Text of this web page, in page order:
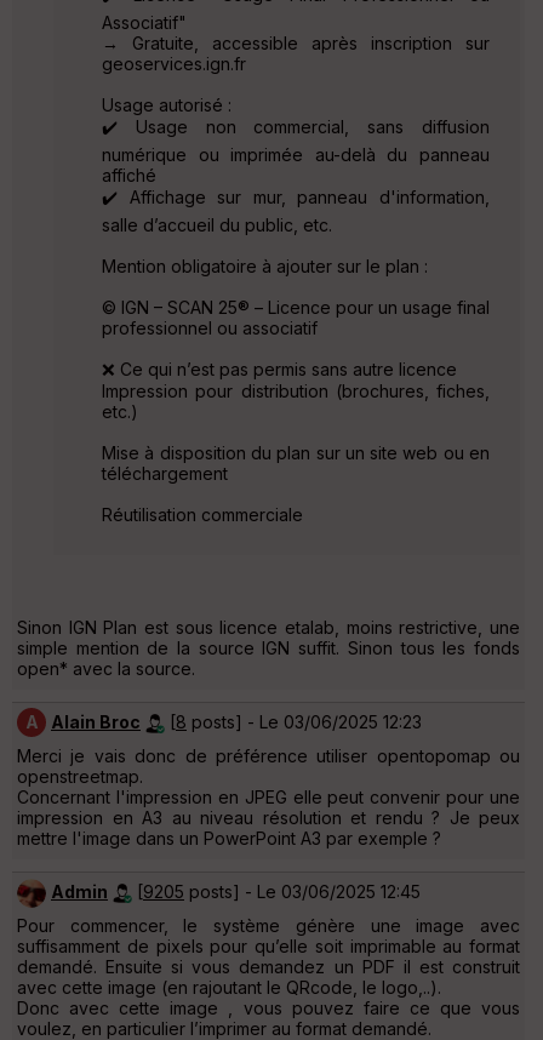
Associatif"
→ Gratuite, accessible après inscription sur
geoservices.ign.fr
Usage autorisé :
✔️ Usage non commercial, sans diffusion
numérique ou imprimée au-delà du panneau
affiché
✔️ Affichage sur mur, panneau d'information,
salle d’accueil du public, etc.
Mention obligatoire à ajouter sur le plan :
© IGN – SCAN 25® – Licence pour un usage final
professionnel ou associatif
❌ Ce qui n’est pas permis sans autre licence
Impression pour distribution (brochures, fiches,
etc.)
Mise à disposition du plan sur un site web ou en
téléchargement
Réutilisation commerciale
Sinon IGN Plan est sous licence etalab, moins restrictive, une
simple mention de la source IGN suffit. Sinon tous les fonds
open* avec la source.
A Alain Broc [8 posts] - Le 03/06/2025 12:23
Merci je vais donc de préférence utiliser opentopomap ou
openstreetmap.
Concernant l'impression en JPEG elle peut convenir pour une
impression en A3 au niveau résolution et rendu ? Je peux
mettre l'image dans un PowerPoint A3 par exemple ?
Admin [9205 posts] - Le 03/06/2025 12:45
Pour commencer, le système génère une image avec
suffisamment de pixels pour qu’elle soit imprimable au format
demandé. Ensuite si vous demandez un PDF il est construit
avec cette image (en rajoutant le QRcode, le logo,..).
Donc avec cette image , vous pouvez faire ce que vous
voulez, en particulier l’imprimer au format demandé.